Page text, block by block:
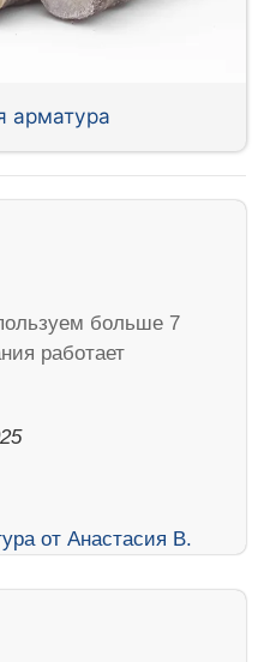
арматура
больше 7
работает